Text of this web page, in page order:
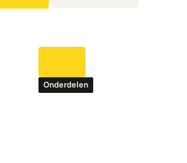
Onderdelen